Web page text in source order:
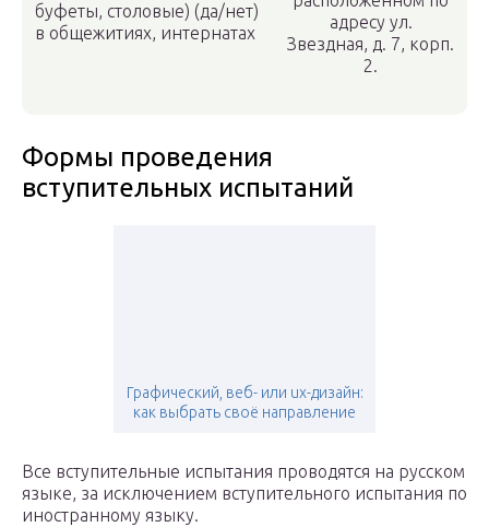
буфеты, столовые) (да/нет)
в общежитиях, интернатах
адресу ул.
Звездная, д. 7, корп.
2.
Формы проведения
вступительных испытаний
Графический, веб- или ux-дизайн:
как выбрать своё направление
Все вступительные испытания проводятся на русском
языке, за исключением вступительного испытания по
иностранному языку.